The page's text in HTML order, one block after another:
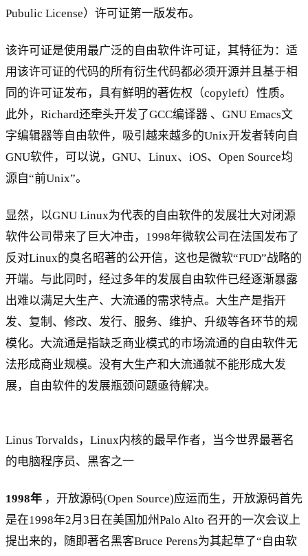
Pubulic License）许可证第一版发布。
该许可证是使用最广泛的自由软件许可证，其特征为：适
用该许可证的代码的所有衍生代码都必须开源并且基于相
同的许可证发布，具有鲜明的著佐权（copyleft）性质。
此外，Richard还牵头开发了GCC编译器 、GNU Emacs文
字编辑器等自由软件，吸引越来越多的Unix开发者转向自
GNU软件，可以说，GNU、Linux、iOS、Open Source均
源自“前Unix”。
显然，以GNU Linux为代表的自由软件的发展壮大对闭源
软件公司带来了巨大冲击，1998年微软公司在法国发布了
反对Linux的臭名昭著的公开信，这也是微软“FUD”战略的
开端。与此同时，经过多年的发展自由软件已经逐渐暴露
出难以满足大生产、大流通的需求特点。大生产是指开
发、复制、修改、发行、服务、维护、升级等各环节的规
模化。大流通是指缺乏商业模式的市场流通的自由软件无
法形成商业规模。没有大生产和大流通就不能形成大发
展，自由软件的发展瓶颈问题亟待解决。
Linus Torvalds，Linux内核的最早作者，当今世界最著名
的电脑程序员、黑客之一
1998年 ，开放源码(Open Source)应运而生，开放源码首先
是在1998年2月3日在美国加州Palo Alto 召开的一次会议上
提出来的，随即著名黑客Bruce Perens为其起草了“自由软